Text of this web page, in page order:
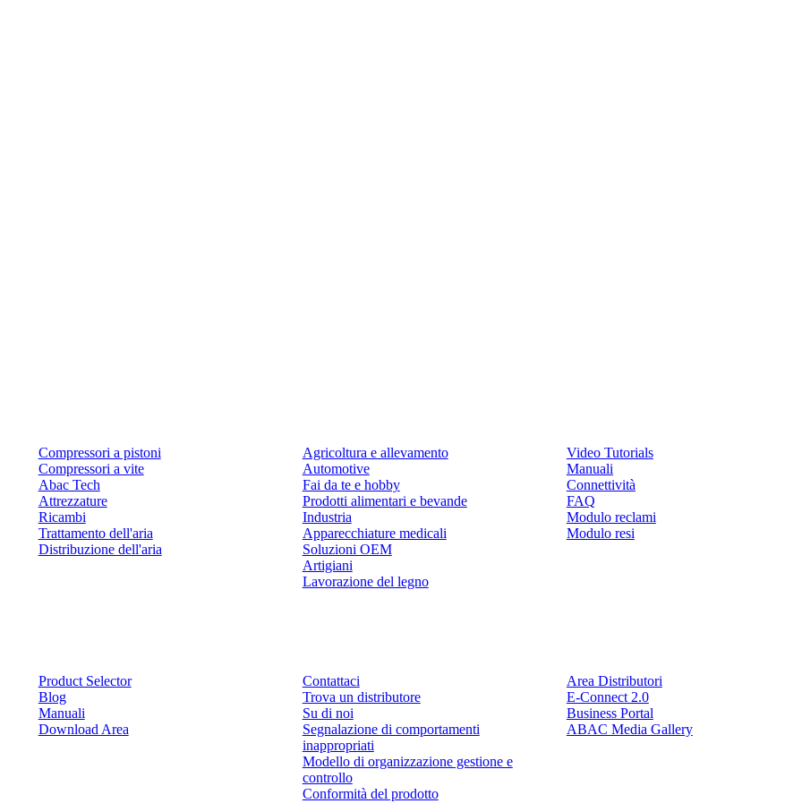
Compressori a pistoni
Compressori a vite
Abac Tech
Attrezzature
Ricambi
Trattamento dell'aria
Distribuzione dell'aria
Agricoltura e allevamento
Automotive
Fai da te e hobby
Prodotti alimentari e bevande
Industria
Apparecchiature medicali
Soluzioni OEM
Artigiani
Lavorazione del legno
Video Tutorials
Manuali
Connettività
FAQ
Modulo reclami
Modulo resi
Product Selector
Blog
Manuali
Download Area
Contattaci
Trova un distributore
Su di noi
Segnalazione di comportamenti
inappropriati
Modello di organizzazione gestione e
controllo
Conformità del prodotto
Area Distributori
E-Connect 2.0
Business Portal
ABAC Media Gallery